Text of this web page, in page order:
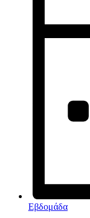
Εβδομάδα